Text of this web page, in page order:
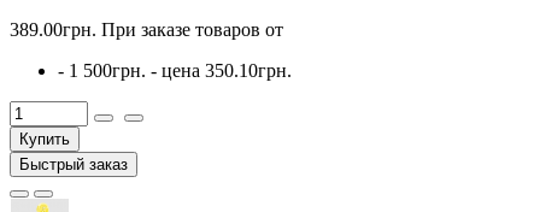
389.00грн. При заказе товаров от
- 1 500грн. - цена 350.10грн.
Купить
Быстрый заказ